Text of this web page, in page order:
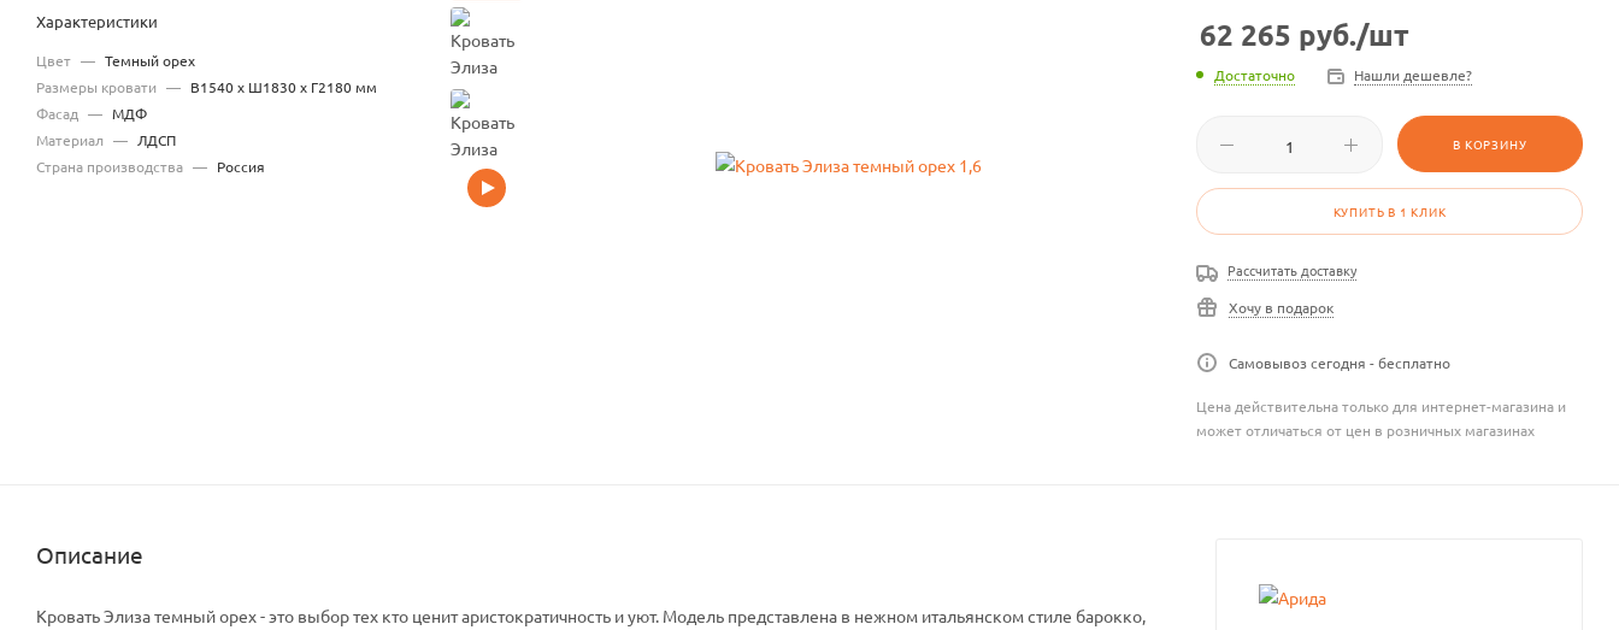
Характеристики
Цвет — Темный орех
Размеры кровати — В1540 x Ш1830 x Г2180 мм
Фасад — МДФ
Материал — ЛДСП
Страна производства — Россия
62 265 руб./шт
Достаточно Нашли дешевле?
В КОРЗИНУ
КУПИТЬ В 1 КЛИК
Рассчитать доставку
Хочу в подарок
Самовывоз сегодня - бесплатно
Цена действительна только для интернет-магазина и
может отличаться от цен в розничных магазинах
Описание
Кровать Элиза темный орех - это выбор тех кто ценит аристократичность и уют. Модель представлена в нежном итальянском стиле барокко,